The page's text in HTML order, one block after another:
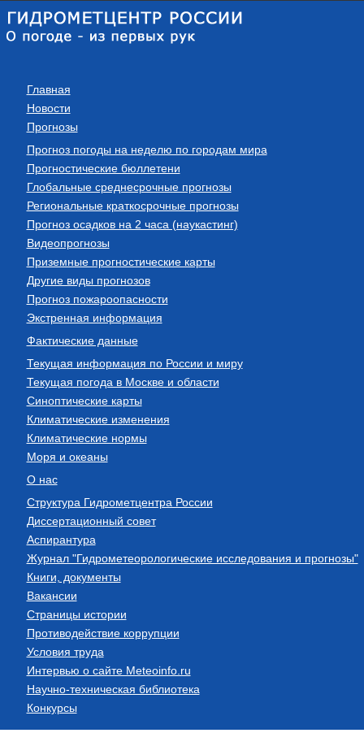
Главная
Новости
Прогнозы
Прогноз погоды на неделю по городам мира
Прогностические бюллетени
Глобальные среднесрочные прогнозы
Региональные краткосрочные прогнозы
Прогноз осадков на 2 часа (наукастинг)
Видеопрогнозы
Приземные прогностические карты
Другие виды прогнозов
Прогноз пожароопасности
Экстренная информация
Фактические данные
Текущая информация по России и миру
Текущая погода в Москве и области
Синоптические карты
Климатические изменения
Климатические нормы
Моря и океаны
О нас
Структура Гидрометцентра России
Диссертационный совет
Аспирантура
Журнал "Гидрометеорологические исследования и прогнозы"
Книги, документы
Вакансии
Страницы истории
Противодействие коррупции
Условия труда
Интервью о сайте Meteoinfo.ru
Научно-техническая библиотека
Конкурсы